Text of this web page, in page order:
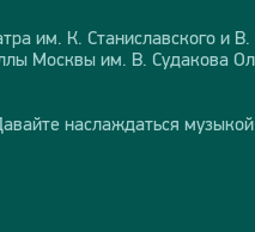
им. К. Станиславского и
Москвы им. В. Судакова
наслаждаться